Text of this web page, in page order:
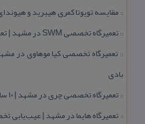
:: مقایسه تویوتا كمری هیبرید و
:: تعمیرگاه تخصصی SWM در مشهد | تعمیر موتور، گیربكس و عیب‌یابی برق
:: تعمیرگاه تخصصی كیا موهاوی در
بادی
:: تعمیرگاه تخصصی چری در مشهد | ۱۰ سال تجربه و امداد خودرو
:: تعمیرگاه هایما در مشهد | عیب‌یابی